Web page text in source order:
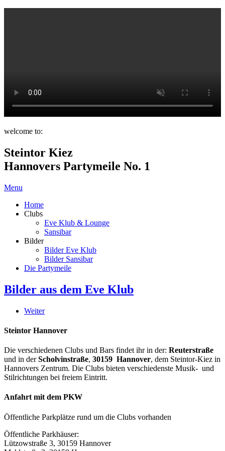
welcome to:
Steintor Kiez
Hannovers Partymeile No. 1
Menu
Home
Clubs
Eve Klub & Lounge
Sansibar
Bilder
Bilder Eve Klub
Bilder Sansibar
Die Partymeile
Bilder aus dem Eve Klub
Weiter
Steintor Hannover
Die verschiedenen Clubs und Bars findet ihr in der: Reuterstraße
und in derScholvinstraße, 30159 Hannover, dem Steintor-Kiez in
Hannovers Zentrum. Die Clubs bieten verschiedenste Musik- und
Stilrichtungen bei freiem Eintritt.
Anfahrt mit dem PKW
Öffentliche Parkplätze rund um die Clubs vorhanden
Öffentliche Parkhäuser:
Lützowstraße 3, 30159 Hannover